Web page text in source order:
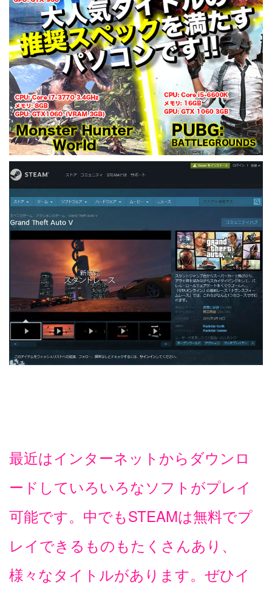
最近はインターネットからダウンロ
ードしていろいろなソフトがプレイ
可能です。中でもSTEAMは無料でプ
レイできるものもたくさんあり、
様々なタイトルがあります。ぜひイ